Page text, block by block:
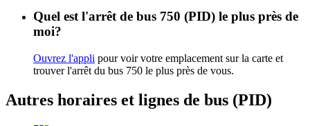
Quel est l'arrêt de bus 750 (PID) le plus près de
moi?
Ouvrez l'appli pour voir votre emplacement sur la carte et
trouver l'arrêt du bus 750 le plus près de vous.
Autres horaires et lignes de bus (PID)